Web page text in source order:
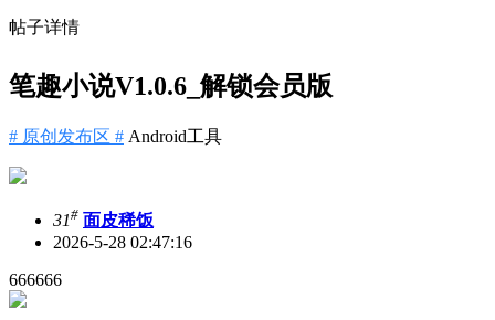
帖子详情
笔趣小说V1.0.6_解锁会员版
# 原创发布区 # Android工具
31# 面皮稀饭
2026-5-28 02:47:16
666666